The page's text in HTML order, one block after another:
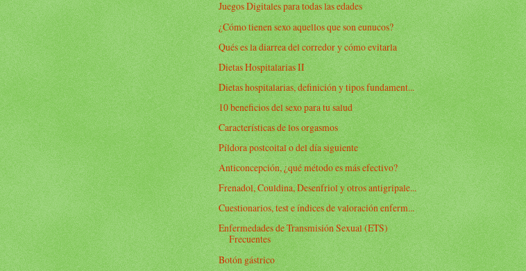
Juegos Digitales para todas las edades
¿Cómo tienen sexo aquellos que son eunucos?
Qués es la diarrea del corredor y cómo evitarla
Dietas Hospitalarias II
Dietas hospitalarias, definición y tipos fundament...
10 beneficios del sexo para tu salud
Características de los orgasmos
Píldora postcoital o del día siguiente
Anticoncepción, ¿qué método es más efectivo?
Frenadol, Couldina, Desenfriol y otros antigripale...
Cuestionarios, test e índices de valoración enferm...
Enfermedades de Transmisión Sexual (ETS)
Frecuentes
Botón gástrico